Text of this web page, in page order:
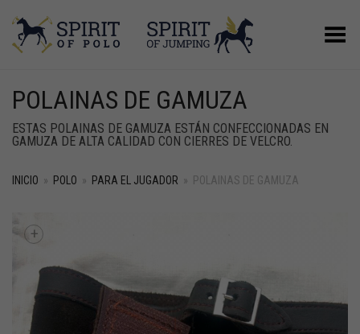
Menú
POLAINAS DE GAMUZA
ESTAS POLAINAS DE GAMUZA ESTÁN CONFECCIONADAS EN
GAMUZA DE ALTA CALIDAD CON CIERRES DE VELCRO.
INICIO » POLO » PARA EL JUGADOR » POLAINAS DE GAMUZA
+